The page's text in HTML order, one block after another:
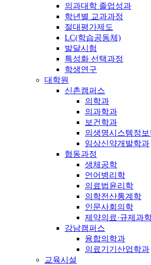
의과대학 졸업성과
학년별 교과과정
절대평가제도
LC(학습공동체)
발달시험
특성화 선택과정
학생연구
대학원
신촌캠퍼스
의학과
의과학과
보건학과
의생명시스템정
임상신약개발학과
협동과정
생체공학
언어병리학
의료법윤리학
의학전산통계학
인문사회의학
제약의료·규제과
강남캠퍼스
융합의학과
의료기기산업학과
교육시설